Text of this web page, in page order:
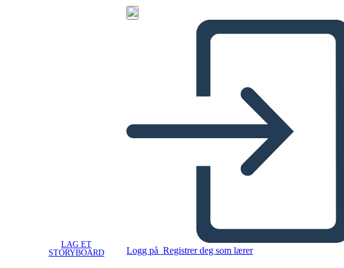
LAG ET
STORYBOARD
Logg på Registrer deg som lærer